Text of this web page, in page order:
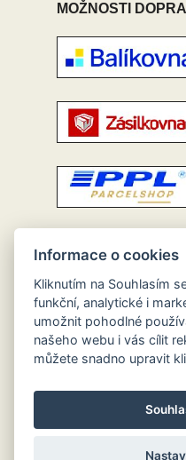
MOŽNOSTI
Informace o cookies
Kliknutím na Souhlasím
funkční, analytické i
umožnit pohodlné
našeho webu i vás cílit
můžete snadno upravit